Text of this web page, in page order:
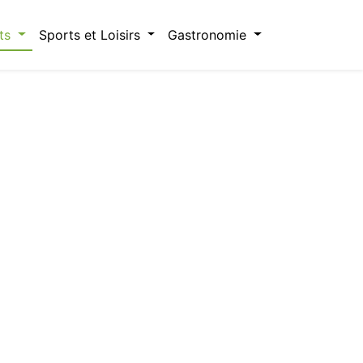
Sports et Loisirs Gastronomie